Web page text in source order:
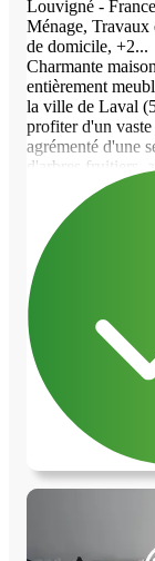
Louvigné - France
Ménage, Travaux
de domicile, +2...
Charmante
entièrement
la ville de Laval
profiter d'un
agrémenté d'une
d'arbres fruitiers,
pelouse. Cet
couple cherchant
cadre paisible et